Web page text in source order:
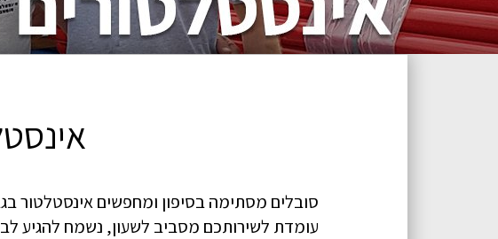
סובלים מסתימה בסיפון ומחפשים אינסטלטור
עומדת לשירותכם מסביב לשעון, נשמח להגיע